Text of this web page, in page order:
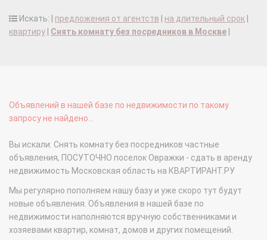
Искать: | предложения от агентств на длительный срок
квартиру
Снять комнату без посредников в Москве
Объявлений в нашей базе по недвижимости по такому
запросу не найдено...
Вы искали: Снять комнату без посредников частные
объявления, ПОСУТОЧНО поселок Овражки - сдать в аренду
недвижимость Московская область на КВАРТИРАНТ.РУ
Мы регулярно пополняем нашу базу и уже скоро тут будут
новые объявления. Объявления в нашей базе по
недвижимости наполняются вручную собственниками и
хозяевами квартир, комнат, домов и других помещений.